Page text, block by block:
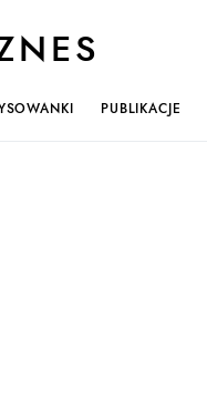
PUBLIKACJE